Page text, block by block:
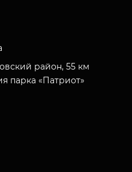
район, 55 км
парка «Патриот»